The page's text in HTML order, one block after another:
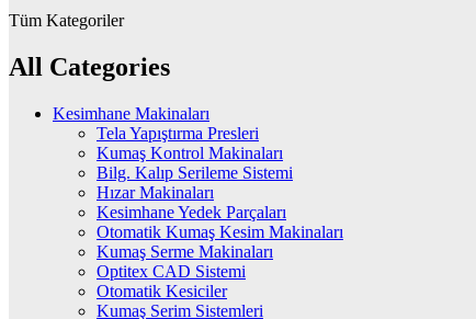
Tüm Kategoriler
All Categories
Kesimhane Makinaları
Tela Yapıştırma Presleri
Kumaş Kontrol Makinaları
Bilg. Kalıp Serileme Sistemi
Hızar Makinaları
Kesimhane Yedek Parçaları
Otomatik Kumaş Kesim Makinaları
Kumaş Serme Makinaları
Optitex CAD Sistemi
Otomatik Kesiciler
Kumaş Serim Sistemleri